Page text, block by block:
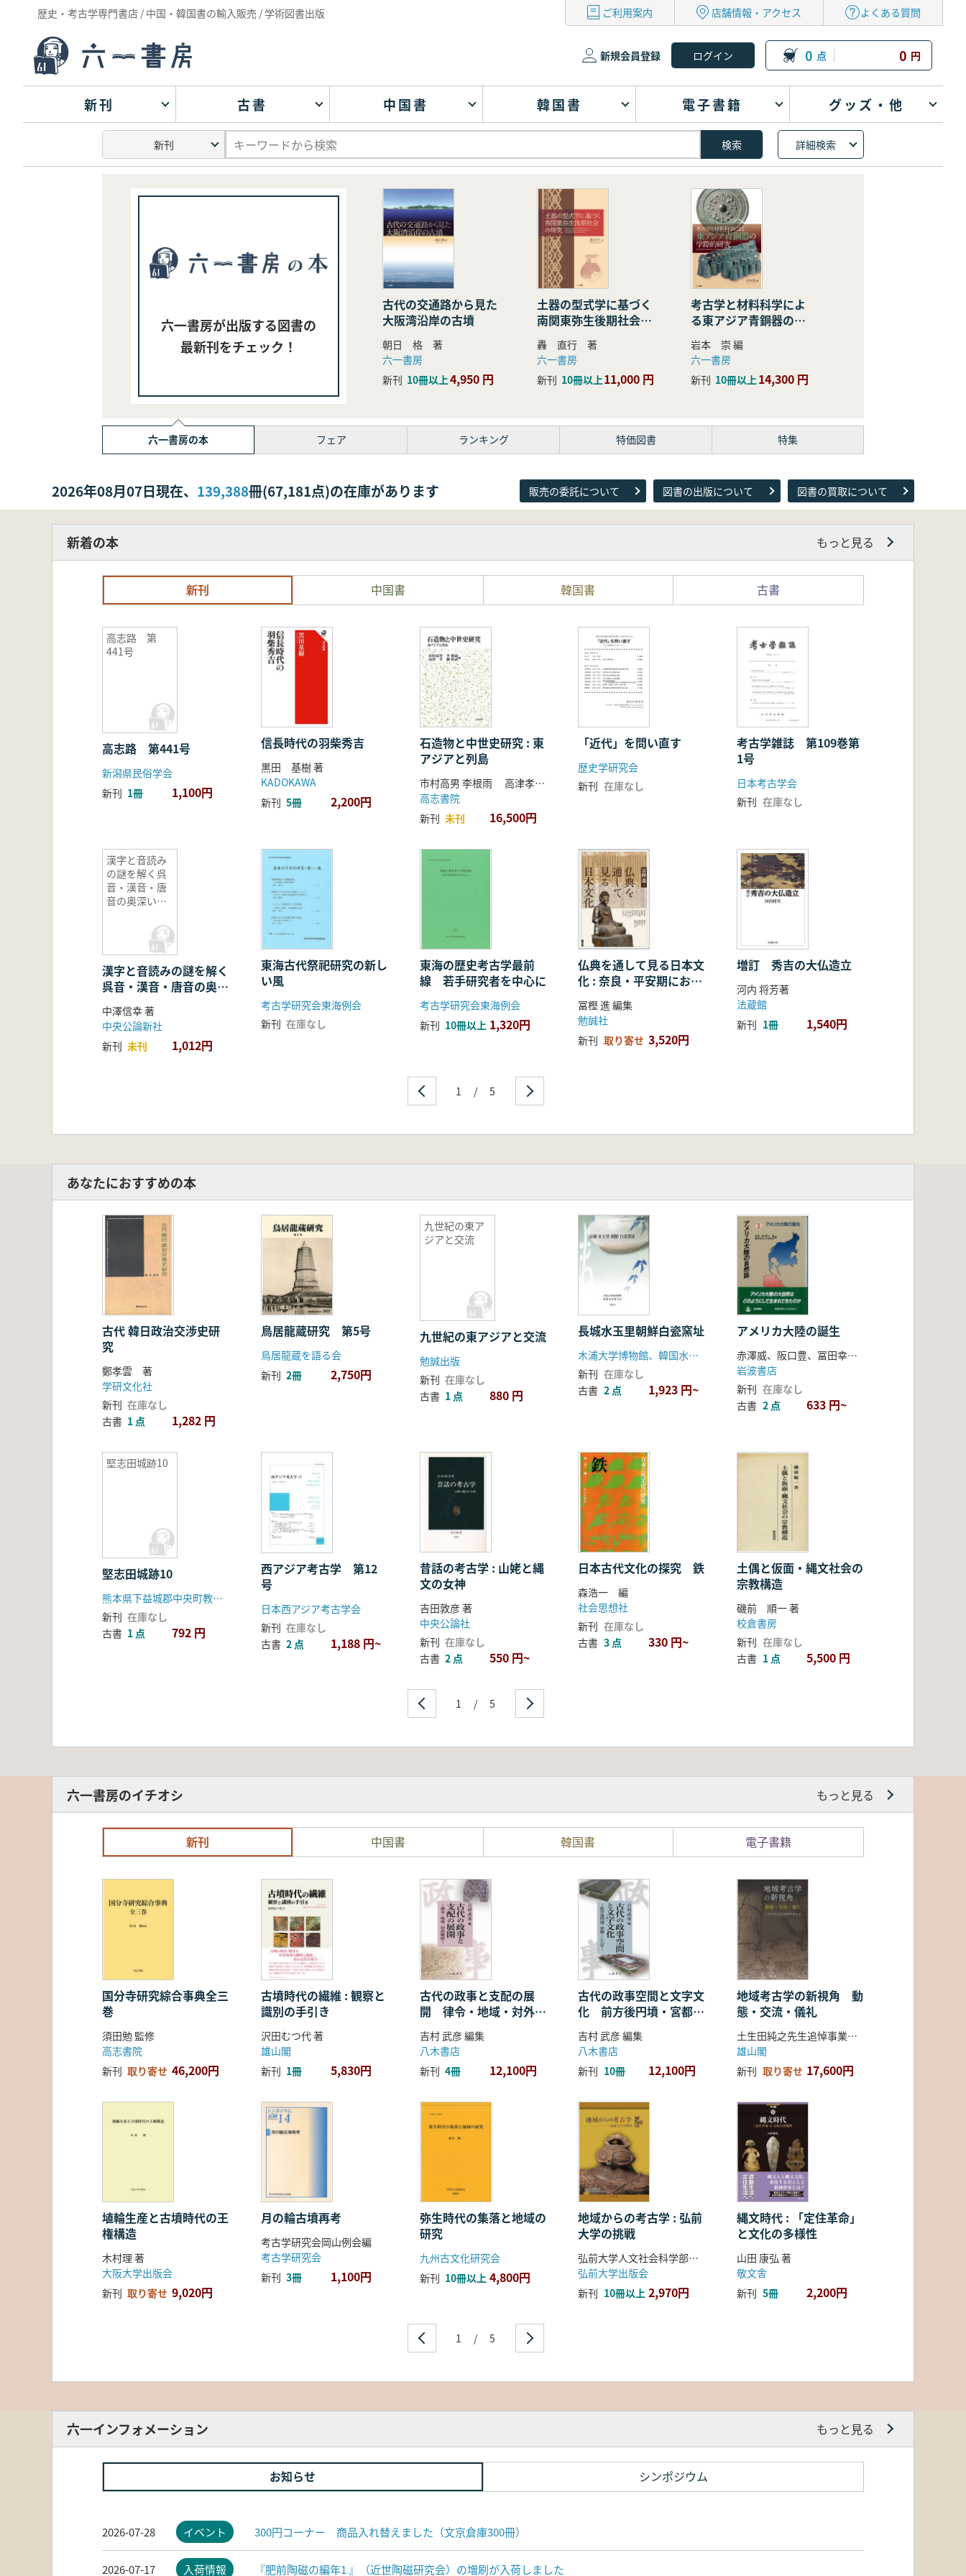
歴史・考古学専門書店 / 中国・韓国書の輸入販売 / 学術図書出版 ご利用案内 店舗情報・アクセス よくある質問
新規会員登録 0 点 0 円
新刊 古書 中国書 韓国書 電子書籍 グッズ・他
詳細検索
六一書房が出版する図書の
最新刊をチェック！
古代の交通路から見た
大阪湾沿岸の古墳
朝日 格 著
六一書房
新刊 10冊以上4,950 円
土器の型式学に基づく
南関東弥生後期社会の
研究
轟 直行 著
六一書房
新刊 10冊以上11,000 円
考古学と材料科学によ
る東アジア青銅器の学
際的研究
岩本 崇 編
六一書房
新刊 10冊以上14,300 円
六一書房の本 フェア ランキング 特価図書 特集
2026年08月07日現在、 139,388冊(67,181点)の在庫があります 販売の委託について 図書の出版について 図書の買取について
新着の本 もっと見る
新刊 中国書 韓国書 古書
高志路 第
441号
高志路 第441号
新潟県民俗学会
新刊 1冊 1,100円
信長時代の羽柴秀吉
黒田 基樹 著
KADOKAWA
新刊 5冊 2,200円
石造物と中世史研究 : 東
アジアと列島
市村高男 李根雨 高津孝 劉恒武 編
高志書院
新刊 未刊 16,500円
「近代」を問い直す
歴史学研究会
新刊 在庫なし
考古学雑誌 第109巻第
1号
日本考古学会
新刊 在庫なし
漢字と音読み
の謎を解く呉
音・漢音・唐
音の奥深い世
漢字と音読みの謎を解く
呉音・漢音・唐音の奥深
い世界
中澤信幸 著
中央公論新社
新刊 未刊 1,012円
東海古代祭祀研究の新し
い風
考古学研究会東海例会
新刊 在庫なし
東海の歴史考古学最前
線 若手研究者を中心に
考古学研究会東海例会
新刊 10冊以上 1,320円
仏典を通して見る日本文
化 : 奈良・平安期におけ
る仏教の受容・融合・展
開
冨樫 進 編集
勉誠社
新刊 取り寄せ 3,520円
増訂 秀吉の大仏造立
河内 将芳著
法蔵館
新刊 1冊 1,540円
1 / 5
あなたにおすすめの本
古代 韓日政治交渉史研
究
鄭孝雲 著
学研文化社
新刊 在庫なし
古書 1 点 1,282 円
鳥居龍蔵研究 第5号
鳥居龍蔵を語る会
新刊 2冊 2,750円
九世紀の東ア
ジアと交流
九世紀の東アジアと交流
勉誠出版
新刊 在庫なし
古書 1 点 880 円
長城水玉里朝鮮白瓷窯址
木浦大学博物館、韓国水資源公社
新刊 在庫なし
古書 2 点 1,923 円~
アメリカ大陸の誕生
赤澤威、阪口豊、冨田幸光、山本紀夫 編
岩波書店
新刊 在庫なし
古書 2 点 633 円~
堅志田城跡10
堅志田城跡10
熊本県下益城郡中央町教育委員会
新刊 在庫なし
古書 1 点 792 円
西アジア考古学 第12
号
日本西アジア考古学会
新刊 在庫なし
古書 2 点 1,188 円~
昔話の考古学 : 山姥と縄
文の女神
吉田敦彦 著
中央公論社
新刊 在庫なし
古書 2 点 550 円~
日本古代文化の探究 鉄
森浩一 編
社会思想社
新刊 在庫なし
古書 3 点 330 円~
土偶と仮面・縄文社会の
宗教構造
磯前 順一 著
校倉書房
新刊 在庫なし
古書 1 点 5,500 円
1 / 5
六一書房のイチオシ もっと見る
新刊 中国書 韓国書 電子書籍
国分寺研究綜合事典全三
巻
須田勉 監修
高志書院
新刊 取り寄せ 46,200円
古墳時代の繊維 : 観察と
識別の手引き
沢田むつ代 著
雄山閣
新刊 1冊 5,830円
古代の政事と支配の展
開 律令・地域・対外関
吉村 武彦 編集
八木書店
新刊 4冊 12,100円
古代の政事空間と文字文
化 前方後円墳・宮都・
吉村 武彦 編集
八木書店
新刊 10冊 12,100円
地域考古学の新視角 動
態・交流・儀礼
土生田純之先生追悼事業会 編
雄山閣
新刊 取り寄せ 17,600円
埴輪生産と古墳時代の王
権構造
木村理 著
大阪大学出版会
新刊 取り寄せ 9,020円
月の輪古墳再考
考古学研究会岡山例会編
考古学研究会
新刊 3冊 1,100円
弥生時代の集落と地域の
研究
九州古文化研究会
新刊 10冊以上 4,800円
地域からの考古学 : 弘前
大学の挑戦
弘前大学人文社会科学部北日本考古学研究センター 編
弘前大学出版会
新刊 10冊以上 2,970円
縄文時代 : 「定住革命」
と文化の多様性
山田 康弘 著
敬文舎
新刊 5冊 2,200円
1 / 5
六一インフォメーション もっと見る
お知らせ シンポジウム
2026-07-28 イベント 300円コーナー 商品入れ替えました（文京倉庫300冊）
2026-07-17 入荷情報 『肥前陶磁の編年1 』（近世陶磁研究会）の増刷が入荷しました